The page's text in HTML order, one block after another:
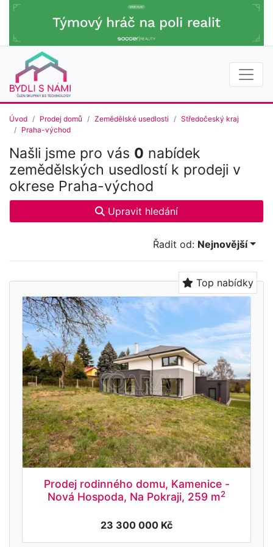
Úvod Prodej domů Zemědělské usedlosti
Středočeský kraj
Praha-východ
Našli jsme pro vás 0 nabídek
zemědělských usedlostí k prodeji v
okrese Praha-východ
Upravit hledání
Řadit od: Nejnovější
Top nabídky
Prodej rodinného domu, Kamenice -
Nová Hospoda, Na Pokraji, 259 m2
23 300 000 Kč